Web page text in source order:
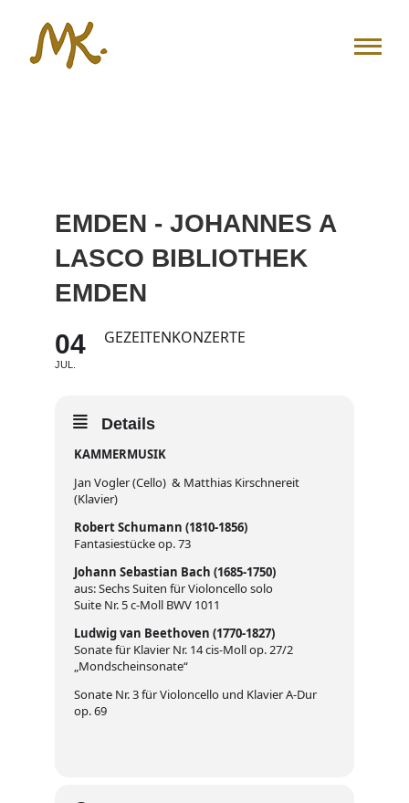
springen
EMDEN - JOHANNES A
LASCO BIBLIOTHEK
EMDEN
04
JUL.
GEZEITENKONZERTE
Details
KAMMERMUSIK
Jan Vogler (Cello) & Matthias Kirschnereit
(Klavier)
Robert Schumann (1810-1856)
Fantasiestücke op. 73
Johann Sebastian Bach (1685-1750)
aus: Sechs Suiten für Violoncello solo
Suite Nr. 5 c-Moll BWV 1011
Ludwig van Beethoven (1770-1827)
Sonate für Klavier Nr. 14 cis-Moll op. 27/2
„Mondscheinsonate“
Sonate Nr. 3 für Violoncello und Klavier A-Dur
op. 69